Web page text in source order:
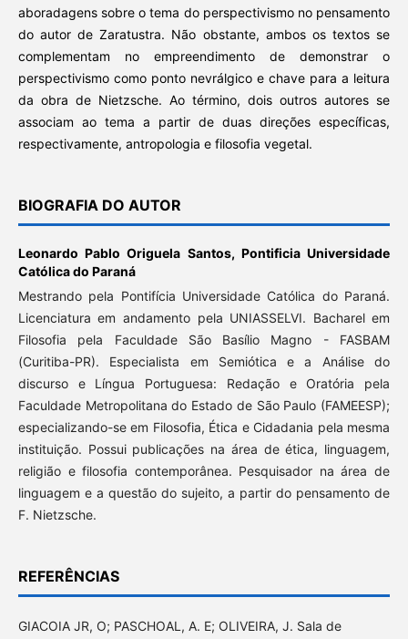
aboradagens sobre o tema do perspectivismo no pensamento
do autor de Zaratustra. Não obstante, ambos os textos se
complementam no empreendimento de demonstrar o
perspectivismo como ponto nevrálgico e chave para a leitura
da obra de Nietzsche. Ao término, dois outros autores se
associam ao tema a partir de duas direções específicas,
respectivamente, antropologia e filosofia vegetal.
BIOGRAFIA DO AUTOR
Leonardo Pablo Origuela Santos, Pontificia Universidade
Católica do Paraná
Mestrando pela Pontifícia Universidade Católica do Paraná.
Licenciatura em andamento pela UNIASSELVI. Bacharel em
Filosofia pela Faculdade São Basílio Magno - FASBAM
(Curitiba-PR). Especialista em Semiótica e a Análise do
discurso e Língua Portuguesa: Redação e Oratória pela
Faculdade Metropolitana do Estado de São Paulo (FAMEESP);
especializando-se em Filosofia, Ética e Cidadania pela mesma
instituição. Possui publicações na área de ética, linguagem,
religião e filosofia contemporânea. Pesquisador na área de
linguagem e a questão do sujeito, a partir do pensamento de
F. Nietzsche.
REFERÊNCIAS
GIACOIA JR, O; PASCHOAL, A. E; OLIVEIRA, J. Sala de